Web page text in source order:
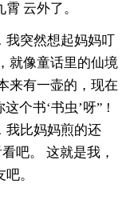
云外了。
我突然想起妈妈叮
就像童话里的仙境
来有一壶的，现在
个书‘书虫’呀” !
比妈妈煎的还
吧。 这就是我，
。